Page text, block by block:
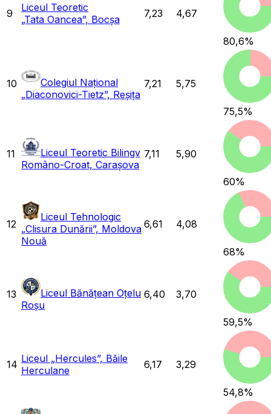
9
Liceul Teoretic
„Tata Oancea”, Bocșa
7,23 4,67
80,6%
10
Colegiul Național
„Diaconovici-Tietz”, Reșița
7,21 5,75
75,5%
11
Liceul Teoretic Bilingv
Româno-Croat, Carașova
7,11 5,90
60%
12
Liceul Tehnologic
„Clisura Dunării”, Moldova
Nouă
6,61 4,08
68%
13
Liceul Bănățean Oțelu
Roșu
6,40 3,70
59,5%
14 Liceul „Hercules”, Băile
Herculane
6,17 3,29
54,8%